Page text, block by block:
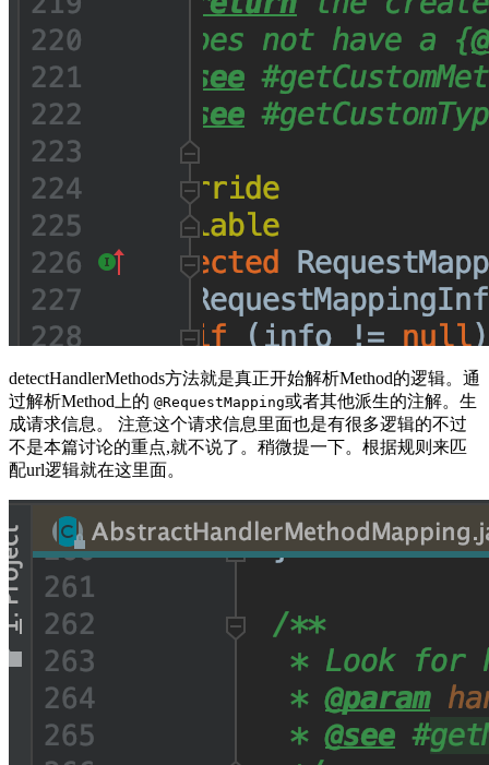
detectHandlerMethods方法就是真正开始解析Method的逻辑。通
过解析Method上的 @RequestMapping或者其他派生的注解。生
成请求信息。 注意这个请求信息里面也是有很多逻辑的不过
不是本篇讨论的重点,就不说了。稍微提一下。根据规则来匹
配url逻辑就在这里面。